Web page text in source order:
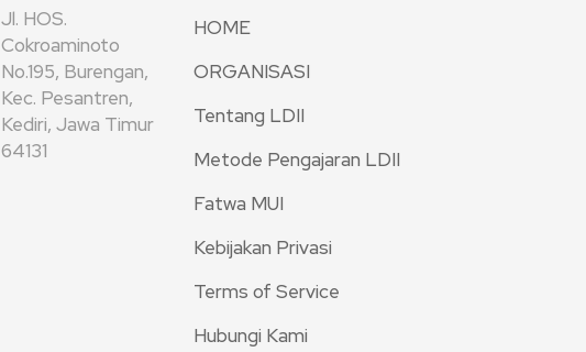
Jl. HOS.
Cokroaminoto
No.195, Burengan,
Kec. Pesantren,
Kediri, Jawa Timur
64131
HOME
ORGANISASI
Tentang LDII
Metode Pengajaran LDII
Fatwa MUI
Kebijakan Privasi
Terms of Service
Hubungi Kami